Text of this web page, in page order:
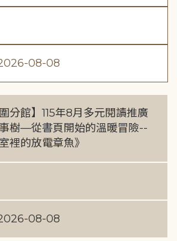
08-08
分館】115年8月多元閱讀推廣
事樹—從書頁開始的溫暖冒險--
裡的放電章魚》
08-08